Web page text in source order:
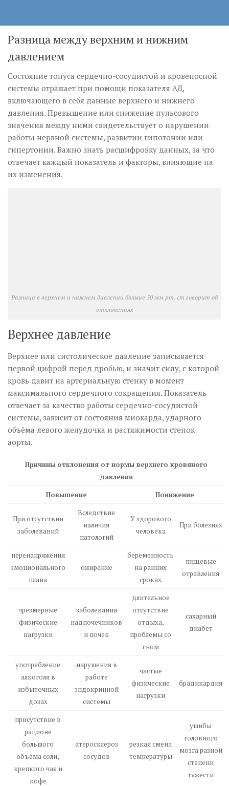
Разница между верхним и нижним
давлением
Состояние тонуса сердечно-сосудистой и кровеносной
системы отражает при помощи показателя АД,
включающего в себя данные верхнего и нижнего
давления. Превышение или снижение пульсового
значения между ними свидетельствует о нарушении
работы нервной системы, развитии гипотонии или
гипертонии. Важно знать расшифровку данных, за что
отвечает каждый показатель и факторы, влияющие на
их изменения.
Разница в верхнем и нижнем давлении больше 50 мм рт. ст говорит об
отклонениях
Верхнее давление
Верхнее или систолическое давление записывается
первой цифрой перед дробью, и значит силу, с которой
кровь давит на артериальную стенку в момент
максимального сердечного сокращения. Показатель
отвечает за качество работы сердечно-сосудистой
системы, зависит от состояния миокарда, ударного
объёма левого желудочка и растяжимости стенок
аорты.
Причины отклонения от нормы верхнего кровяного
давления
Повышение
Понижение
При отсутствии
заболеваний
Вследствие
наличия
патологий
У здорового
человека
При болезнях
перенапряжения
эмоционального
плана
ожирение
беременность
на ранних
сроках
пищевые
отравления
чрезмерные
физические
нагрузки
заболевания
надпочечников
и почек
длительное
отсутствие
отдыха,
проблемы со
сном
сахарный
диабет
употребление
алкоголя в
избыточных
дозах
нарушения в
работе
эндокринной
системы
частые
физические
нагрузки
брадикардия
присутствие в
рационе
большого
объёма соли,
крепкого чая и
кофе
атеросклероз
сосудов
резкая смена
температуры
ушибы
головного
мозга разной
степени
тяжести